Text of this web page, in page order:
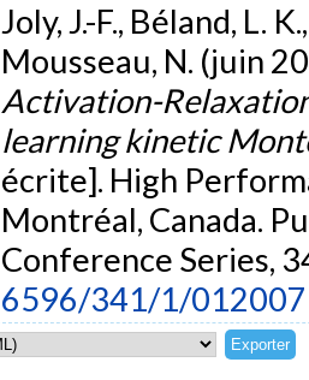
Joly, J.-F., Béland, L.
Mousseau, N. (juin
Activation-
learning kinetic
écrite]. High
Montréal, Canada.
Conference Series,
6596/341/1/012007